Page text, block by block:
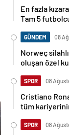
En fazla
Tam 5
GÜNDEM 08
Norweç
oluşan özel
SPOR 08
Cristiano
tüm
SPOR 08